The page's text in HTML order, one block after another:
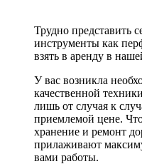
Трудно представить
инструменты как
взять в аренду в
У вас возникла
качественной
лишь от случая к
приемлемой цене.
хранение и ремонт
прилаживают
вами работы.